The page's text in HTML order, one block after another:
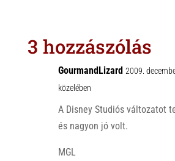
A
o
o
3 hozzászólás
GourmandLizard 2009.
közelében
A Disney Studiós változatot
és nagyon jó volt.
MGL